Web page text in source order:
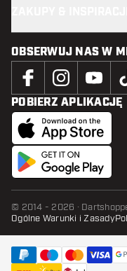
OBSERWUJ NAS W
POBIERZ APLIKACJĘ
© 2014 - 2026 ·
Ogólne Warunki i Zasady